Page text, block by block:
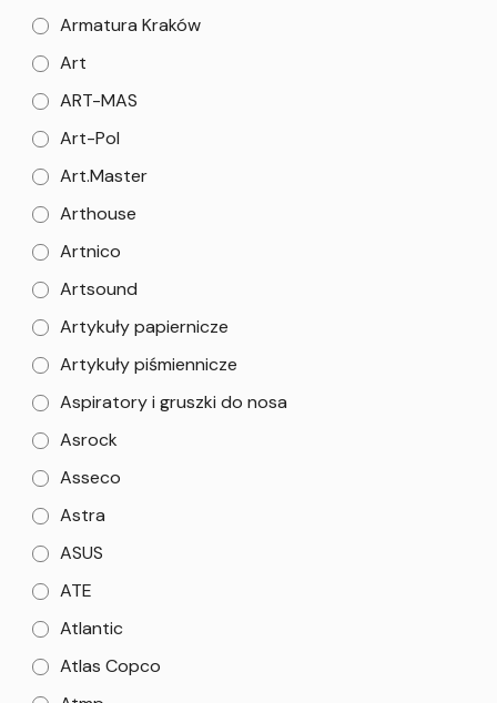
Armatura Kraków
Art
ART-MAS
Art-Pol
Art.Master
Arthouse
Artnico
Artsound
Artykuły papiernicze
Artykuły piśmiennicze
Aspiratory i gruszki do nosa
Asrock
Asseco
Astra
ASUS
ATE
Atlantic
Atlas Copco